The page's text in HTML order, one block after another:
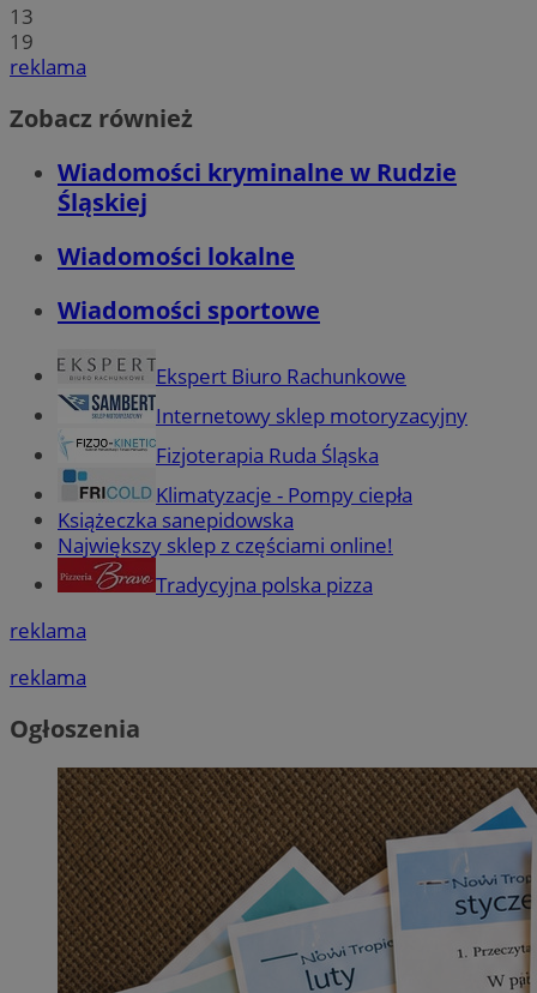
13
19
reklama
Zobacz również
Wiadomości kryminalne w Rudzie
Śląskiej
Wiadomości lokalne
Wiadomości sportowe
Ekspert Biuro Rachunkowe
Internetowy sklep motoryzacyjny
Fizjoterapia Ruda Śląska
Klimatyzacje - Pompy ciepła
Książeczka sanepidowska
Największy sklep z częściami online!
Tradycyjna polska pizza
reklama
reklama
Ogłoszenia